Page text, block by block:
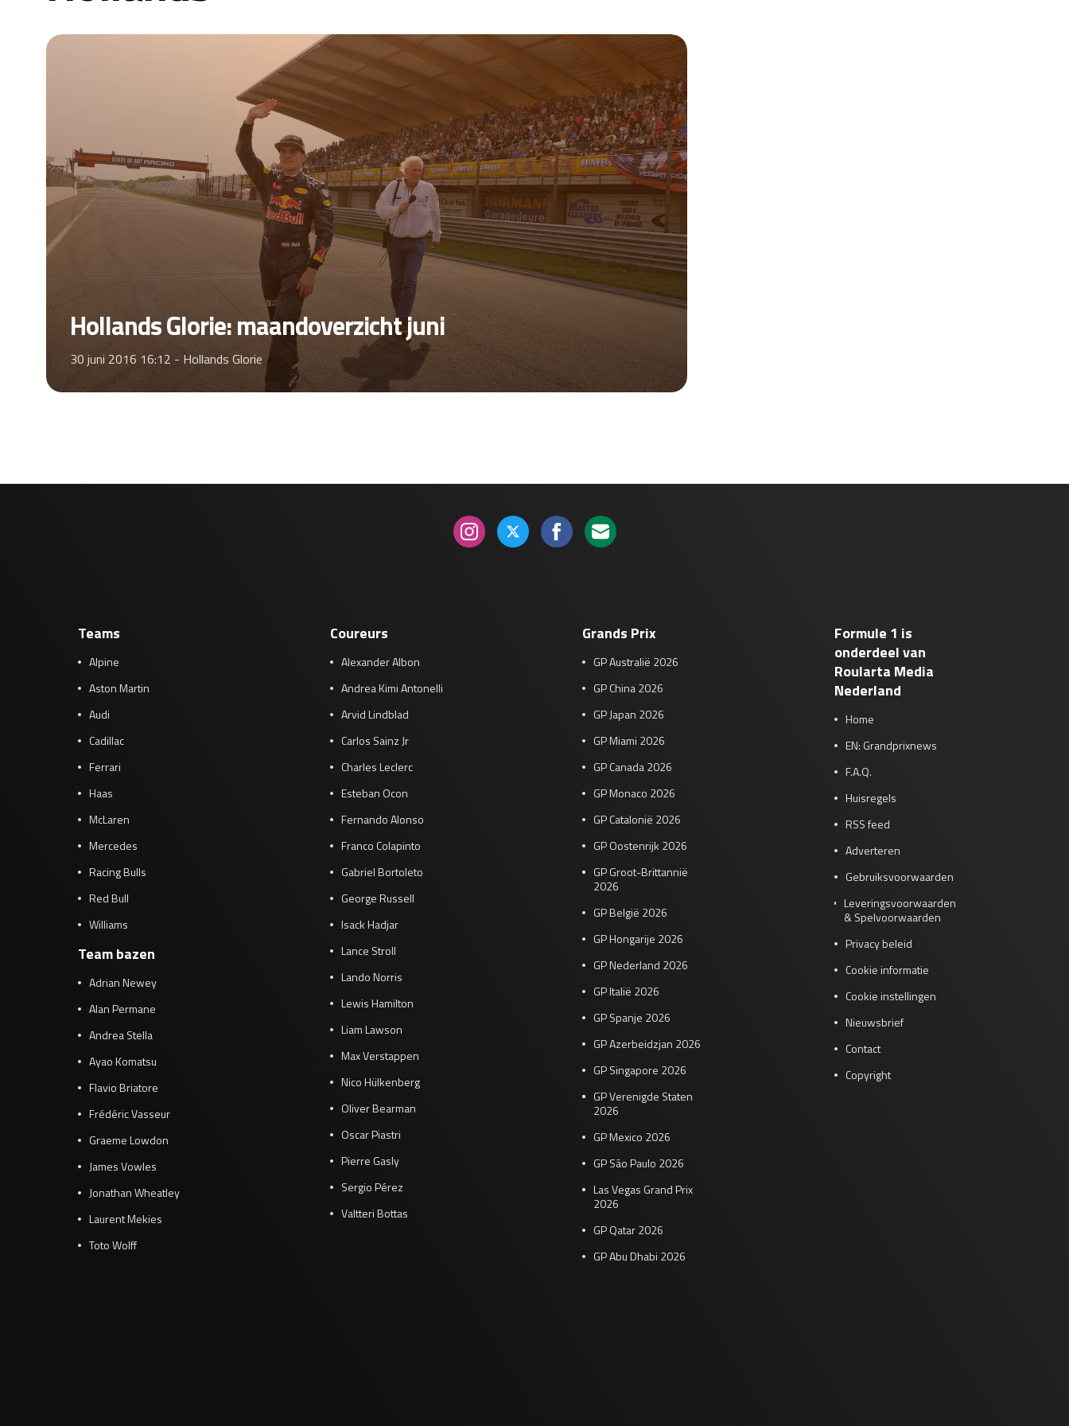
Hollands Glorie: maandoverzicht juni
30 juni 2016 16:12 - Hollands Glorie
Teams
Alpine
Aston Martin
Audi
Cadillac
Ferrari
Haas
McLaren
Mercedes
Racing Bulls
Red Bull
Williams
Team bazen
Adrian Newey
Alan Permane
Andrea Stella
Ayao Komatsu
Flavio Briatore
Frédéric Vasseur
Graeme Lowdon
James Vowles
Jonathan Wheatley
Laurent Mekies
Toto Wolff
Coureurs
Alexander Albon
Andrea Kimi Antonelli
Arvid Lindblad
Carlos Sainz Jr
Charles Leclerc
Esteban Ocon
Fernando Alonso
Franco Colapinto
Gabriel Bortoleto
George Russell
Isack Hadjar
Lance Stroll
Lando Norris
Lewis Hamilton
Liam Lawson
Max Verstappen
Nico Hülkenberg
Oliver Bearman
Oscar Piastri
Pierre Gasly
Sergio Pérez
Valtteri Bottas
Grands Prix
GP Australië 2026
GP China 2026
GP Japan 2026
GP Miami 2026
GP Canada 2026
GP Monaco 2026
GP Catalonië 2026
GP Oostenrijk 2026
GP Groot-Brittannië
2026
GP België 2026
GP Hongarije 2026
GP Nederland 2026
GP Italië 2026
GP Spanje 2026
GP Azerbeidzjan 2026
GP Singapore 2026
GP Verenigde Staten
2026
GP Mexico 2026
GP São Paulo 2026
Las Vegas Grand Prix
2026
GP Qatar 2026
GP Abu Dhabi 2026
Formule 1 is
onderdeel van
Roularta Media
Nederland
Home
EN: Grandprixnews
F.A.Q.
Huisregels
RSS feed
Adverteren
Gebruiksvoorwaarden
Leveringsvoorwaarden
& Spelvoorwaarden
Privacy beleid
Cookie informatie
Cookie instellingen
Nieuwsbrief
Contact
Copyright